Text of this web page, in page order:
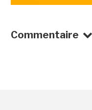
Commentaire